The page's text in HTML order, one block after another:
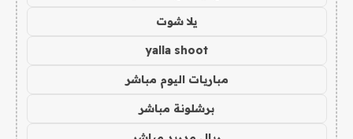
يلا شوت
yalla shoot
مباريات اليوم مباشر
برشلونة مباشر